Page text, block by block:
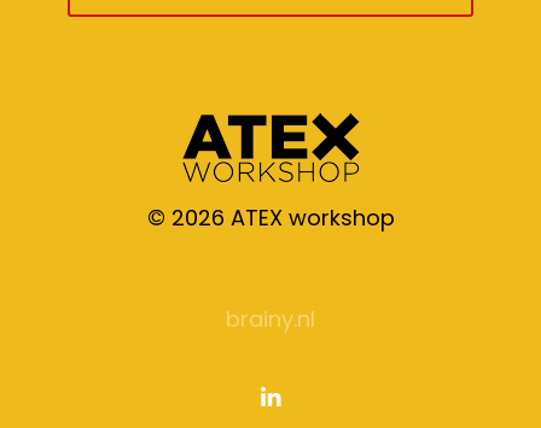
© 2026 ATEX workshop
brainy.nl